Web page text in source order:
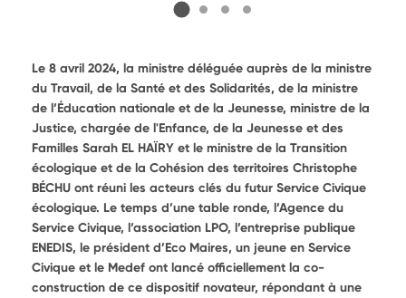
Le 8 avril 2024, la ministre déléguée auprès de la ministre
du Travail, de la Santé et des Solidarités, de la ministre
de l’Éducation nationale et de la Jeunesse, ministre de la
Justice, chargée de l'Enfance, de la Jeunesse et des
Familles Sarah EL HAÏRY et le ministre de la Transition
écologique et de la Cohésion des territoires Christophe
BÉCHU ont réuni les acteurs clés du futur Service Civique
écologique. Le temps d’une table ronde, l’Agence du
Service Civique, l’association LPO, l’entreprise publique
ENEDIS, le président d’Eco Maires, un jeune en Service
Civique et le Medef ont lancé officiellement la co-
construction de ce dispositif novateur, répondant à une